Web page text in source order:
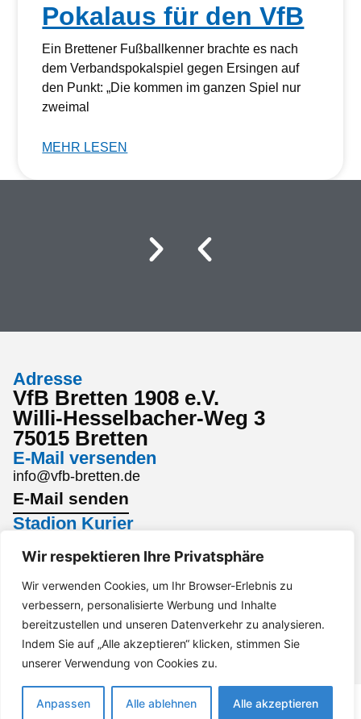
Wir respektieren Ihre Privatsphäre
Wir verwenden Cookies, um Ihr Browser-Erlebnis zu
verbessern, personalisierte Werbung und Inhalte
bereitzustellen und unseren Datenverkehr zu analysieren.
Indem Sie auf „Alle akzeptieren“ klicken, stimmen Sie
unserer Verwendung von Cookies zu.
Anpassen Alle ablehnen Alle akzeptieren
Pokalaus für den VfB
Ein Brettener Fußballkenner brachte es nach
dem Verbandspokalspiel gegen Ersingen auf
den Punkt: „Die kommen im ganzen Spiel nur
zweimal
MEHR LESEN
Adresse
VfB Bretten 1908 e.V.
Willi-Hesselbacher-Weg 3
75015 Bretten
E-Mail versenden
info@vfb-bretten.de
E-Mail senden
Stadion Kurier
Stadion Kurier
Interesse an einem Sponsoring?
Gerne per Mail an marketing@vfb-bretten.de.
Anfrage senden
ImpressumDatenschutzBarrierefreiheit